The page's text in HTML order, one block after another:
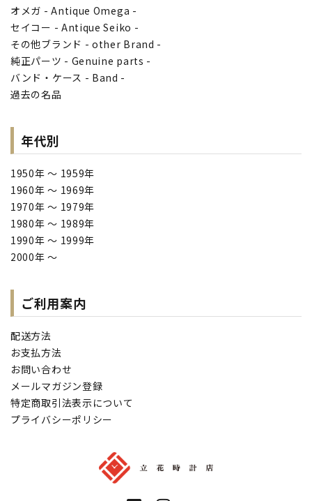
オメガ - Antique Omega -
セイコー - Antique Seiko -
その他ブランド - other Brand -
純正パーツ - Genuine parts -
バンド・ケース - Band -
過去の名品
年代別
1950年 ～ 1959年
1960年 ～ 1969年
1970年 ～ 1979年
1980年 ～ 1989年
1990年 ～ 1999年
2000年 ～
ご利用案内
配送方法
お支払方法
お問い合わせ
メールマガジン登録
特定商取引法表示について
プライバシーポリシー